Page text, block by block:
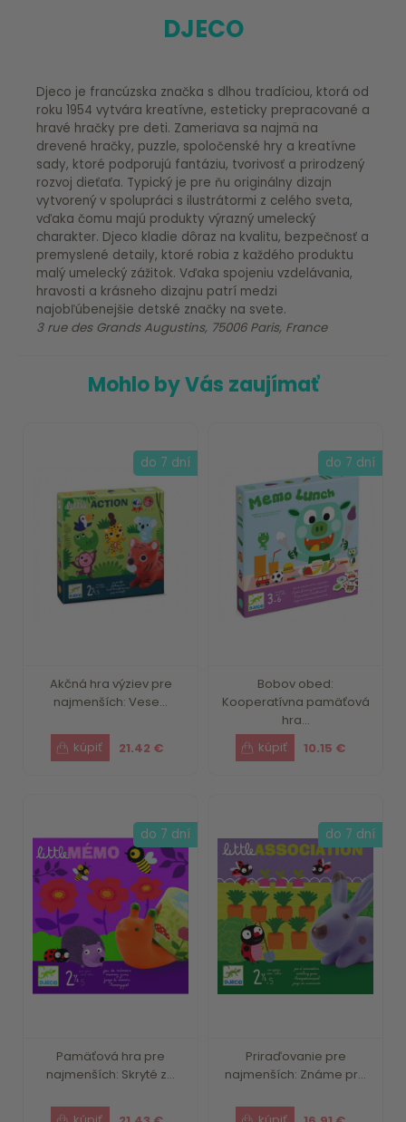
DJECO
Djeco je francúzska značka s dlhou tradíciou, ktorá od
roku 1954 vytvára kreatívne, esteticky prepracované a
hravé hračky pre deti. Zameriava sa najmä na
drevené hračky, puzzle, spoločenské hry a kreatívne
sady, ktoré podporujú fantáziu, tvorivosť a prirodzený
rozvoj dieťaťa. Typický je pre ňu originálny dizajn
vytvorený v spolupráci s ilustrátormi z celého sveta,
vďaka čomu majú produkty výrazný umelecký
charakter. Djeco kladie dôraz na kvalitu, bezpečnosť a
premyslené detaily, ktoré robia z každého produktu
malý umelecký zážitok. Vďaka spojeniu vzdelávania,
hravosti a krásneho dizajnu patrí medzi
najobľúbenejšie detské značky na svete.
3 rue des Grands Augustins, 75006 Paris, France
Mohlo by Vás zaujímať
Akčná hra výziev pre
najmenších: Vese...
21.42 €
do 7 dní
Bobov obed:
Kooperatívna pamäťová
hra...
10.15 €
do 7 dní
Pamäťová hra pre
najmenších: Skryté z...
do 7 dní
Priraďovanie pre
najmenších: Známe pr...
do 7 dní